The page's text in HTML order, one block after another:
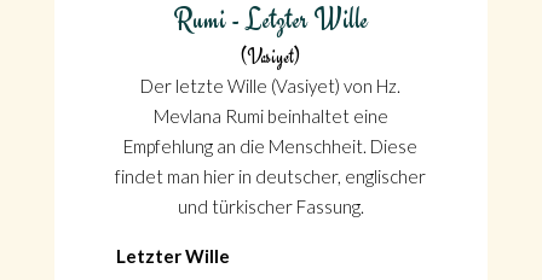
Rumi - Letzter Wille
(Vasiyet)
Der letzte Wille (Vasiyet) von Hz.
Mevlana Rumi beinhaltet eine
Empfehlung an die Menschheit. Diese
findet man hier in deutscher, englischer
und türkischer Fassung.
Letzter Wille